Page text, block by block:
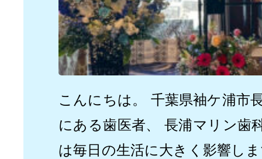
こんにちは。 千葉県袖ケ浦市
にある歯医者、 長浦マリン
は毎日の生活に大きく影響し